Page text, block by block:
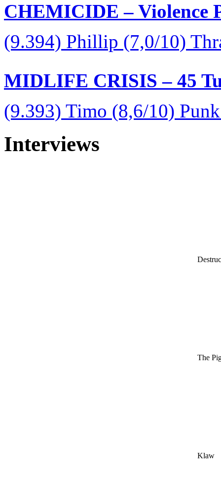
CHEMICIDE – Violence
(9.394) Phillip (7,0/10)
MIDLIFE CRISIS – 45
(9.393) Timo (8,6/10)
Interviews
The
Klaw